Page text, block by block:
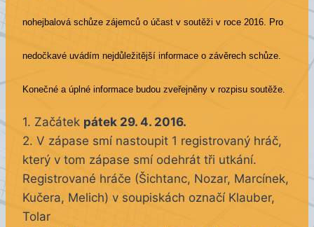
nohejbalová schůze zájemců o účast v soutěži v roce 2016. Pro
nedočkavé uvádím nejdůležitější informace o závěrech schůze.
Konečné a úplné informace budou zveřejněny v rozpisu soutěže.
1. Začátek pátek 29. 4. 2016.
2. V zápase smí nastoupit 1 registrovaný hráč,
který v tom zápase smí odehrát tři utkání.
Registrované hráče (Šichtanc, Nozar, Marcínek,
Kučera, Melich) v soupiskách označí Klauber,
Tolar